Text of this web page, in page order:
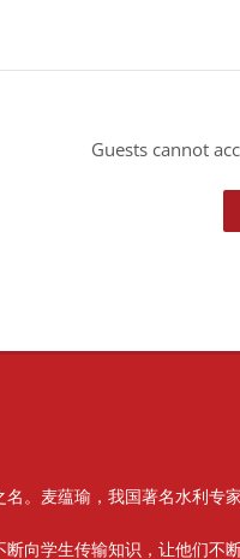
Guests cannot
。麦蕴瑜，我国著名水利专
向学生传输知识，让他们不